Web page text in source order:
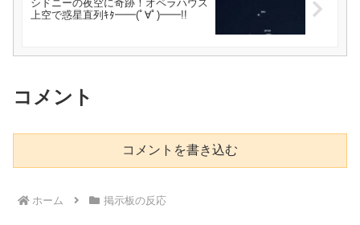
Age? New Dark Age: Experts Reveal
the Looming Threats A New Dark
Survival Strategies for Today The New
シドニーの夜空に奇跡！オペラハウス
上空で惑星直列ｷﾀ━━(ﾟ∀ﾟ)━━!!
コメント
コメントを書き込む
ホーム 掲示板の反応